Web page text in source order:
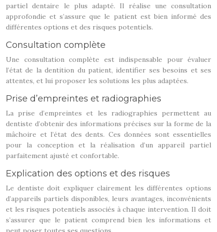
partiel dentaire le plus adapté. Il réalise une consultation
approfondie et s’assure que le patient est bien informé des
différentes options et des risques potentiels.
Consultation complète
Une consultation complète est indispensable pour évaluer
l’état de la dentition du patient, identifier ses besoins et ses
attentes, et lui proposer les solutions les plus adaptées.
Prise d’empreintes et radiographies
La prise d’empreintes et les radiographies permettent au
dentiste d’obtenir des informations précises sur la forme de la
mâchoire et l’état des dents. Ces données sont essentielles
pour la conception et la réalisation d’un appareil partiel
parfaitement ajusté et confortable.
Explication des options et des risques
Le dentiste doit expliquer clairement les différentes options
d’appareils partiels disponibles, leurs avantages, inconvénients
et les risques potentiels associés à chaque intervention. Il doit
s’assurer que le patient comprend bien les informations et